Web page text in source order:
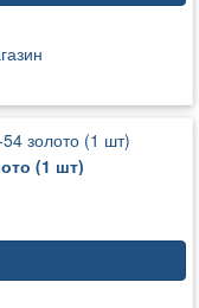
(1 шт)